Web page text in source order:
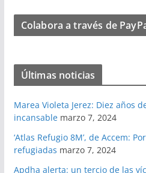
Colabora a través de
Últimas noticias
Marea Violeta Jerez: Diez años
incansable marzo 7, 2024
‘Atlas Refugio 8M’, de Accem:
refugiadas marzo 7, 2024
Apdha alerta: un tercio de las